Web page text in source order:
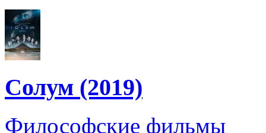
Солум (2019)
Философские фильмы